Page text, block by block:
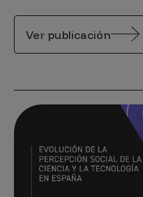
Ver publicación